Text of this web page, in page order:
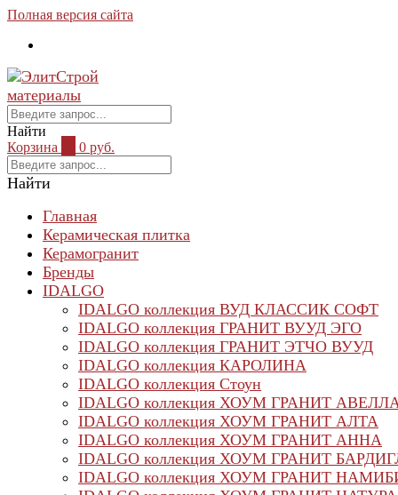
Полная версия сайта
Найти
Корзина
0 руб.
Найти
Главная
Керамическая плитка
Керамогранит
Бренды
IDALGO
IDALGO коллекция ВУД КЛАССИК СОФТ
IDALGO коллекция ГРАНИТ ВУУД ЭГО
IDALGO коллекция ГРАНИТ ЭТЧО ВУУД
IDALGO коллекция КАРОЛИНА
IDALGO коллекция Стоун
IDALGO коллекция ХОУМ ГРАНИТ
IDALGO коллекция ХОУМ ГРАНИТ АЛТА
IDALGO коллекция ХОУМ ГРАНИТ АННА
IDALGO коллекция ХОУМ ГРАНИТ
IDALGO коллекция ХОУМ ГРАНИТ